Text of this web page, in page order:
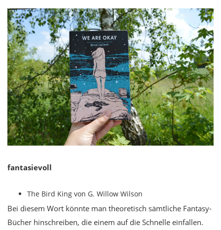
fantasievoll
The Bird King von G. Willow Wilson
Bei diesem Wort könnte man theoretisch sämtliche Fantasy-
Bücher hinschreiben, die einem auf die Schnelle einfallen.